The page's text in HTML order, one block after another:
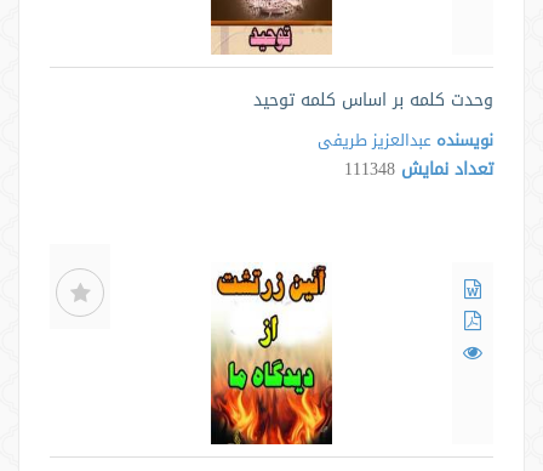
وحدت کلمه بر اساس کلمه توحید
نویسنده عبدالعزیز طریفی
تعداد نمایش 111348